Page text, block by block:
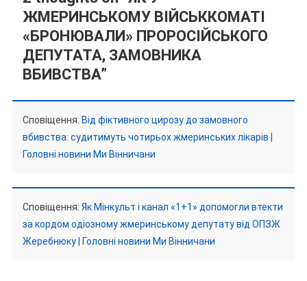
ЖМЕРИНСЬКОМУ ВІЙСЬККОМАТІ
«БРОНЮВАЛИ» ПРОРОСІЙСЬКОГО
ДЕПУТАТА, ЗАМОВНИКА
ВБИВСТВА”
Сповіщення: Від фіктивного цирозу до замовного
вбивства: судитимуть чотирьох жмеринських лікарів |
Головні новини Ми Вінничани
Сповіщення: Як Мінкульт і канал «1+1» допомогли втекти
за кордом одіозному жмеринському депутату від ОПЗЖ
Жеребнюку | Головні новини Ми Вінничани